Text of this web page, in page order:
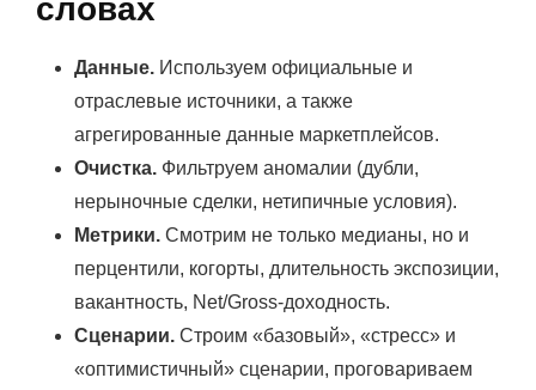
словах
Данные. Используем официальные и
отраслевые источники, а также
агрегированные данные маркетплейсов.
Очистка. Фильтруем аномалии (дубли,
нерыночные сделки, нетипичные условия).
Метрики. Смотрим не только медианы, но и
перцентили, когорты, длительность экспозиции,
вакантность, Net/Gross-доходность.
Сценарии. Строим «базовый», «стресс» и
«оптимистичный» сценарии, проговариваем